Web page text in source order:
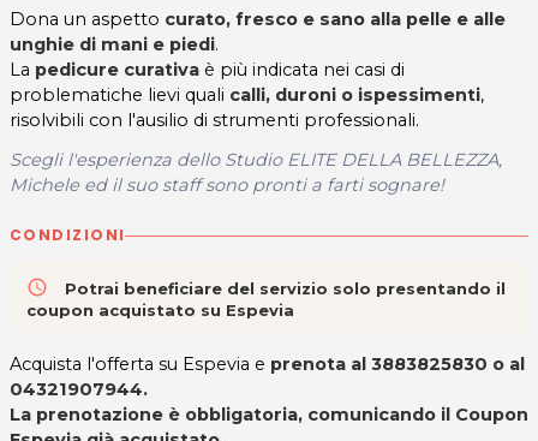
Dona un aspetto curato, fresco e sano alla pelle e alle
unghie di mani e piedi.
La pedicure curativa è più indicata nei casi di
problematiche lievi quali calli, duroni o ispessimenti,
risolvibili con l'ausilio di strumenti professionali.
Scegli l'esperienza dello Studio ELITE DELLA BELLEZZA,
Michele ed il suo staff sono pronti a farti sognare!
CONDIZIONI
access_time
Potrai beneficiare del servizio solo presentando il
coupon acquistato su Espevia
Acquista l'offerta su Espevia e prenota al 3883825830 o al
04321907944.
La prenotazione è obbligatoria, comunicando il Coupon